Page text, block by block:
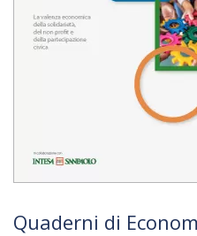
Quaderni di